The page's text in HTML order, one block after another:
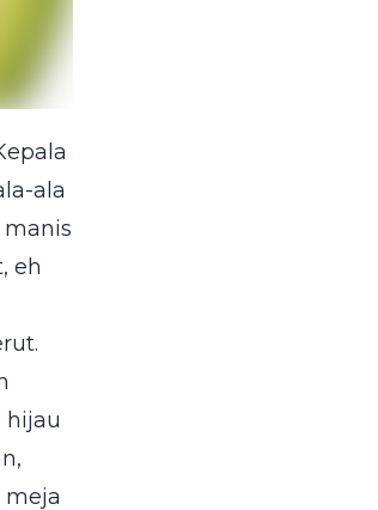
ala
eh
hijau
meja